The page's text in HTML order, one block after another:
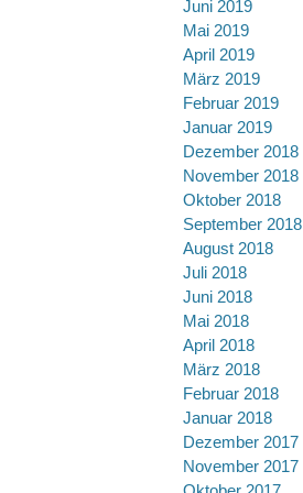
Juni 2019
Mai 2019
April 2019
März 2019
Februar 2019
Januar 2019
Dezember 2018
November 2018
Oktober 2018
September 2018
August 2018
Juli 2018
Juni 2018
Mai 2018
April 2018
März 2018
Februar 2018
Januar 2018
Dezember 2017
November 2017